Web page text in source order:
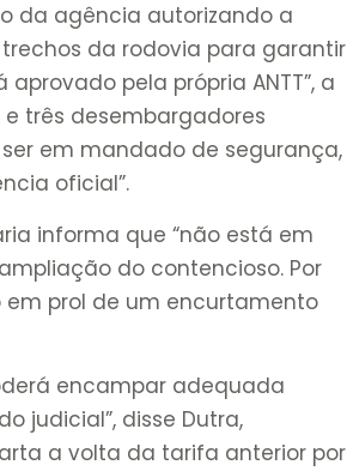
da agência autorizando a
da rodovia para garantir
pela própria ANTT”, a
e três desembargadores
em mandado de segurança,
oficial”.
informa que “não está em
do contencioso. Por
em prol de um encurtamento
encampar adequada
judicial”, disse Dutra,
a volta da tarifa anterior por